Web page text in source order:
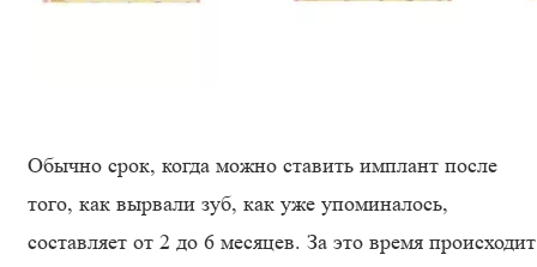
Обычно срок, когда можно ставить имплант после
того, как вырвали зуб, как уже упоминалось,
составляет от 2 до 6 месяцев. За это время происходит